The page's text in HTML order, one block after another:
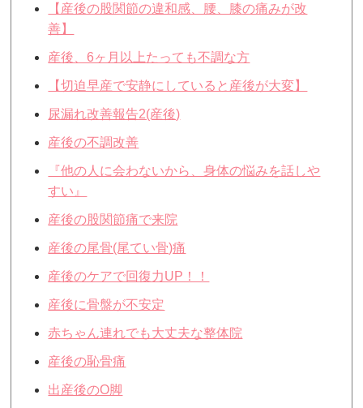
【産後の股関節の違和感、腰、膝の痛みが改
善】
産後、6ヶ月以上たっても不調な方
【切迫早産で安静にしていると産後が大変】
尿漏れ改善報告2(産後)
産後の不調改善
『他の人に会わないから、身体の悩みを話しや
すい』
産後の股関節痛で来院
産後の尾骨(尾てい骨)痛
産後のケアで回復力UP！！
産後に骨盤が不安定
赤ちゃん連れでも大丈夫な整体院
産後の恥骨痛
出産後のO脚